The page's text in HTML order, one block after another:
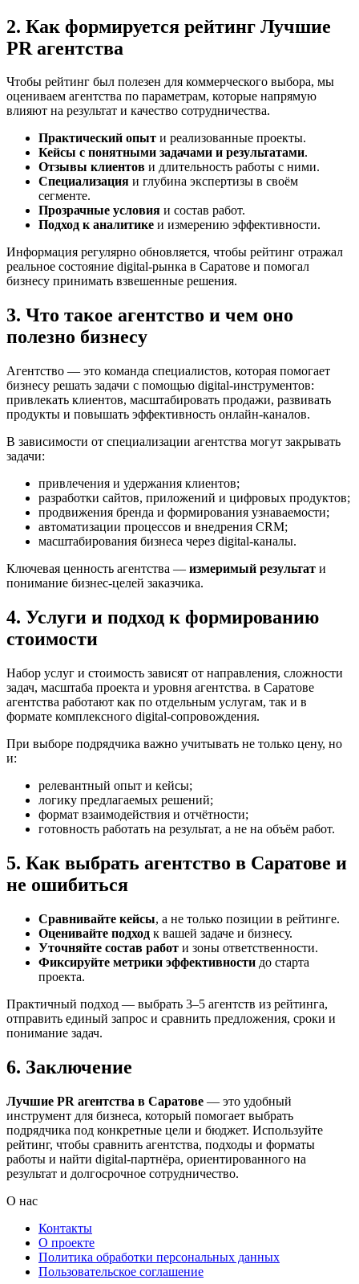
2. Как формируется рейтинг Лучшие
PR агентства
Чтобы рейтинг был полезен для коммерческого выбора, мы
оцениваем агентства по параметрам, которые напрямую
влияют на результат и качество сотрудничества.
Практический опыт и реализованные проекты.
Кейсы с понятными задачами и результатами.
Отзывы клиентов и длительность работы с ними.
Специализация и глубина экспертизы в своём
сегменте.
Прозрачные условия и состав работ.
Подход к аналитике и измерению эффективности.
Информация регулярно обновляется, чтобы рейтинг отражал
реальное состояние digital-рынка в Саратове и помогал
бизнесу принимать взвешенные решения.
3. Что такое агентство и чем оно
полезно бизнесу
Агентство — это команда специалистов, которая помогает
бизнесу решать задачи с помощью digital-инструментов:
привлекать клиентов, масштабировать продажи, развивать
продукты и повышать эффективность онлайн-каналов.
В зависимости от специализации агентства могут закрывать
задачи:
привлечения и удержания клиентов;
разработки сайтов, приложений и цифровых продуктов;
продвижения бренда и формирования узнаваемости;
автоматизации процессов и внедрения CRM;
масштабирования бизнеса через digital-каналы.
Ключевая ценность агентства — измеримый результат и
понимание бизнес-целей заказчика.
4. Услуги и подход к формированию
стоимости
Набор услуг и стоимость зависят от направления, сложности
задач, масштаба проекта и уровня агентства. в Саратове
агентства работают как по отдельным услугам, так и в
формате комплексного digital-сопровождения.
При выборе подрядчика важно учитывать не только цену, но
и:
релевантный опыт и кейсы;
логику предлагаемых решений;
формат взаимодействия и отчётности;
готовность работать на результат, а не на объём работ.
5. Как выбрать агентство в Саратове и
не ошибиться
Сравнивайте кейсы, а не только позиции в рейтинге.
Оценивайте подход к вашей задаче и бизнесу.
Уточняйте состав работ и зоны ответственности.
Фиксируйте метрики эффективности до старта
проекта.
Практичный подход — выбрать 3–5 агентств из рейтинга,
отправить единый запрос и сравнить предложения, сроки и
понимание задач.
6. Заключение
Лучшие PR агентства в Саратове — это удобный
инструмент для бизнеса, который помогает выбрать
подрядчика под конкретные цели и бюджет. Используйте
рейтинг, чтобы сравнить агентства, подходы и форматы
работы и найти digital-партнёра, ориентированного на
результат и долгосрочное сотрудничество.
О нас
Контакты
О проекте
Политика обработки персональных данных
Пользовательское соглашение